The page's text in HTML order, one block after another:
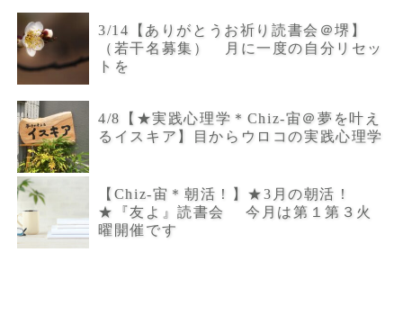
3/14【ありがとうお祈り読書会＠堺】
（若干名募集） 月に一度の自分リセッ
トを
4/8【★実践心理学＊Chiz-宙＠夢を叶え
るイスキア】目からウロコの実践心理学
【Chiz-宙＊朝活！】★3月の朝活！
★『友よ』読書会 今月は第１第３火
曜開催です